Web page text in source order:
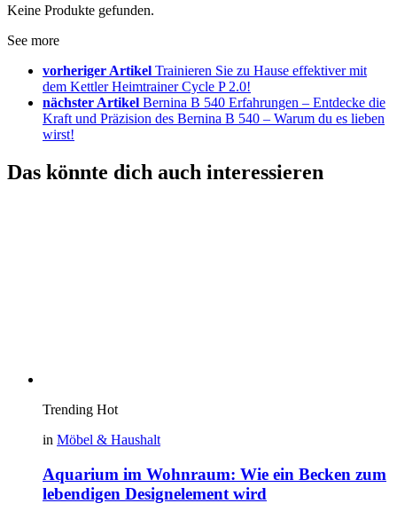
Keine Produkte gefunden.
See more
vorheriger Artikel Trainieren Sie zu Hause effektiver mit
dem Kettler Heimtrainer Cycle P 2.0!
nächster Artikel Bernina B 540 Erfahrungen – Entdecke die
Kraft und Präzision des Bernina B 540 – Warum du es lieben
wirst!
Das könnte dich auch interessieren
Trending Hot
in Möbel & Haushalt
Aquarium im Wohnraum: Wie ein Becken zum
lebendigen Designelement wird